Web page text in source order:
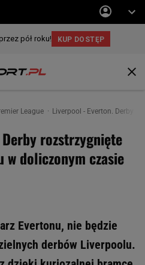
League Liverpool - Everton. Derby
rozstrzygnięte
doliczonym czasie
Evertonu, nie będzie
derbów Liverpoolu.